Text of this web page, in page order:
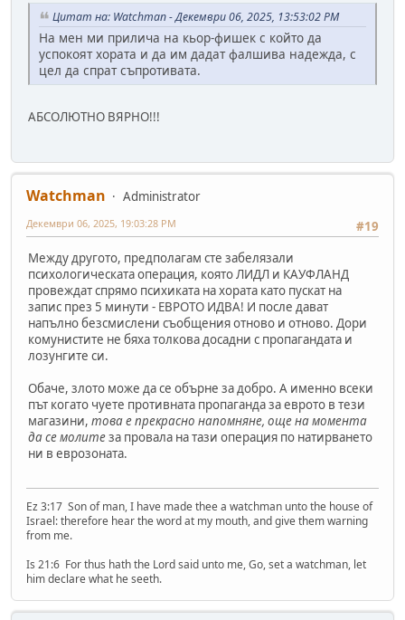
Цитат на: Watchman - Декември 06, 2025, 13:53:02 PM
На мен ми прилича на кьор-фишек с който да
успокоят хората и да им дадат фалшива надежда, с
цел да спрат съпротивата.
АБСОЛЮТНО ВЯРНО!!!
Watchman
Administrator
#19
Декември 06, 2025, 19:03:28 PM
Между другото, предполагам сте забелязали
психологическата операция, която ЛИДЛ и КАУФЛАНД
провеждат спрямо психиката на хората като пускат на
запис през 5 минути - ЕВРОТО ИДВА! И после дават
напълно безсмислени съобщения отново и отново. Дори
комунистите не бяха толкова досадни с пропагандата и
лозунгите си.
Обаче, злото може да се обърне за добро. А именно всеки
път когато чуете противната пропаганда за еврото в тези
магазини, това е прекрасно напомняне, още на момента
да се молитеза провала на тази операция по натирването
ни в еврозоната.
Ez 3:17 Son of man, I have made thee a watchman unto the house of
Israel: therefore hear the word at my mouth, and give them warning
from me.
Is 21:6 For thus hath the Lord said unto me, Go, set a watchman, let
him declare what he seeth.